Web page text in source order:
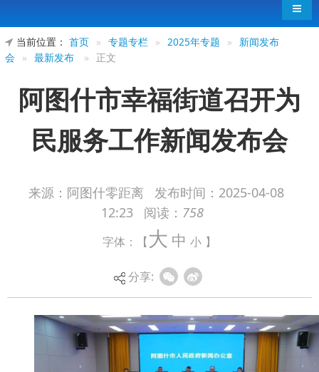
导航
当前位置： 首页 » 专题专栏 » 2025年专题 »
新闻发布
会 » 最新发布 » 正文
阿图什市幸福街道召开为
民服务工作新闻发布会
来源：阿图什零距离 发布时间： 2025-04-08
12:23
阅读： 758
字体：【大 中 小 】
分享:
4月8日，阿图什市幸福街道召开为民服务工作